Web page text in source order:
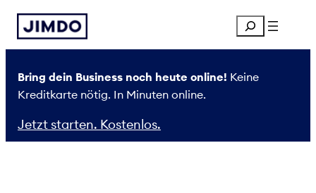
Zum
Inhalt
springen
Search
Bring dein Business noch heute online! Keine
Kreditkarte nötig. In Minuten online.
Jetzt starten. Kostenlos.